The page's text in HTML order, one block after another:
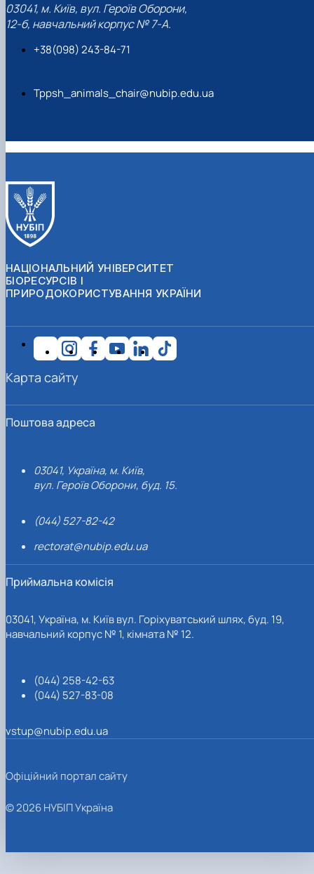
03041, м. Київ, вул. Героїв Оборони,
12-б, навчальний корпус № 7-А.
+38(098) 243-84-71
Tppsh_animals_chair@nubip.edu.ua
НАЦІОНАЛЬНИЙ УНІВЕРСИТЕТ
БІОРЕСУРСІВ І
ПРИРОДОКОРИСТУВАННЯ УКРАЇНИ
Поштова адреса
03041, Україна, м. Київ,
вул. Героїв Оборони, буд. 15.
(044) 527-82-42
rectorat@nubip.edu.ua
Приймальна комісія
03041, Україна, м. Київ вул. Горіхуватський шлях, буд. 19,
навчальний корпус № 1, кімната № 12.
(044) 258-42-63
(044) 527-83-08
vstup@nubip.edu.ua
Карта сайту
Офіційний портал сайту
© 2026 НУБІП Україна